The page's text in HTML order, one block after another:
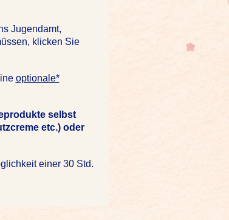
Jugendamt,
klicken Sie
optionale*
selbst
etc.) oder
einer 30 Std.